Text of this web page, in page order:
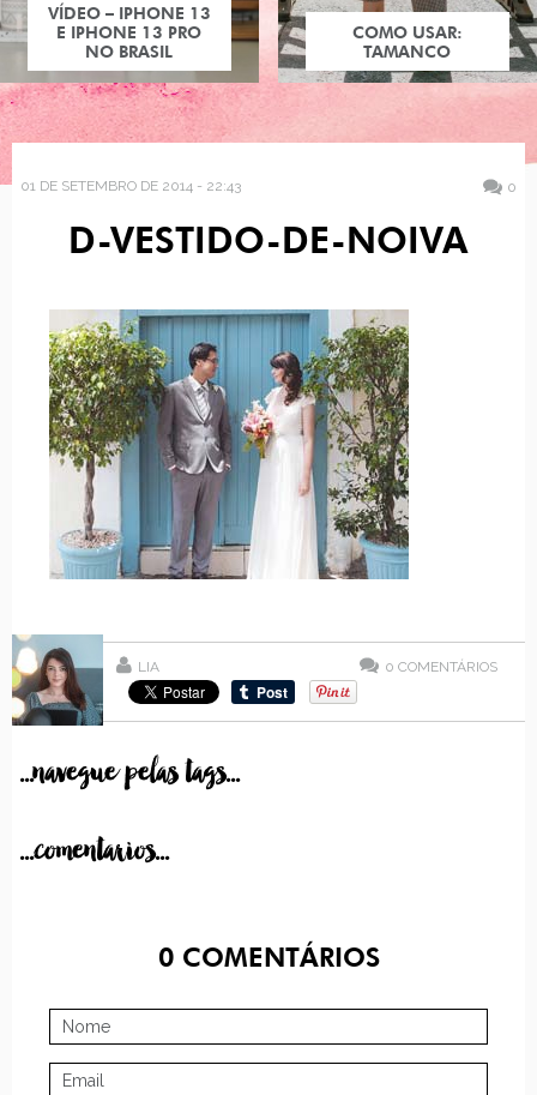
VÍDEO – IPHONE 13
E IPHONE 13 PRO
NO BRASIL
COMO USAR:
TAMANCO
01 DE SETEMBRO DE 2014 - 22:43 0
D-VESTIDO-DE-NOIVA
LIA 0 COMENTÁRIOS
...navegue pelas tags...
...comentarios...
0COMENTÁRIOS